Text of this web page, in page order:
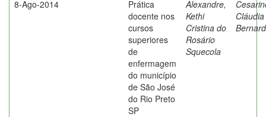
8-Ago-2014
Prática
docente nos
cursos
superiores
de
enfermagem
do município
de São José
do Rio Preto
SP
Alexandre,
Kethi
Cristina do
Rosário
Squecola
Cláudia